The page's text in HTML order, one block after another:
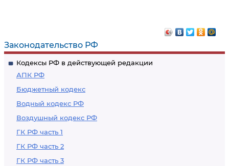
Законодательство РФ
Кодексы РФ в действующей редакции
АПК РФ
Бюджетный кодекс
Водный кодекс РФ
Воздушный кодекс РФ
ГК РФ часть 1
ГК РФ часть 2
ГК РФ часть 3